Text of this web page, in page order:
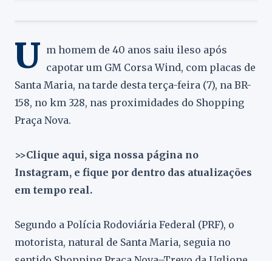
U m homem de 40 anos saiu ileso após
capotar um GM Corsa Wind, com placas de
Santa Maria, na tarde desta terça-feira (7), na BR-
158, no km 328, nas proximidades do Shopping
Praça Nova.
>>Clique aqui, siga nossa página no
Instagram, e fique por dentro das atualizações
em tempo real.
Segundo a Polícia Rodoviária Federal (PRF), o
motorista, natural de Santa Maria, seguia no